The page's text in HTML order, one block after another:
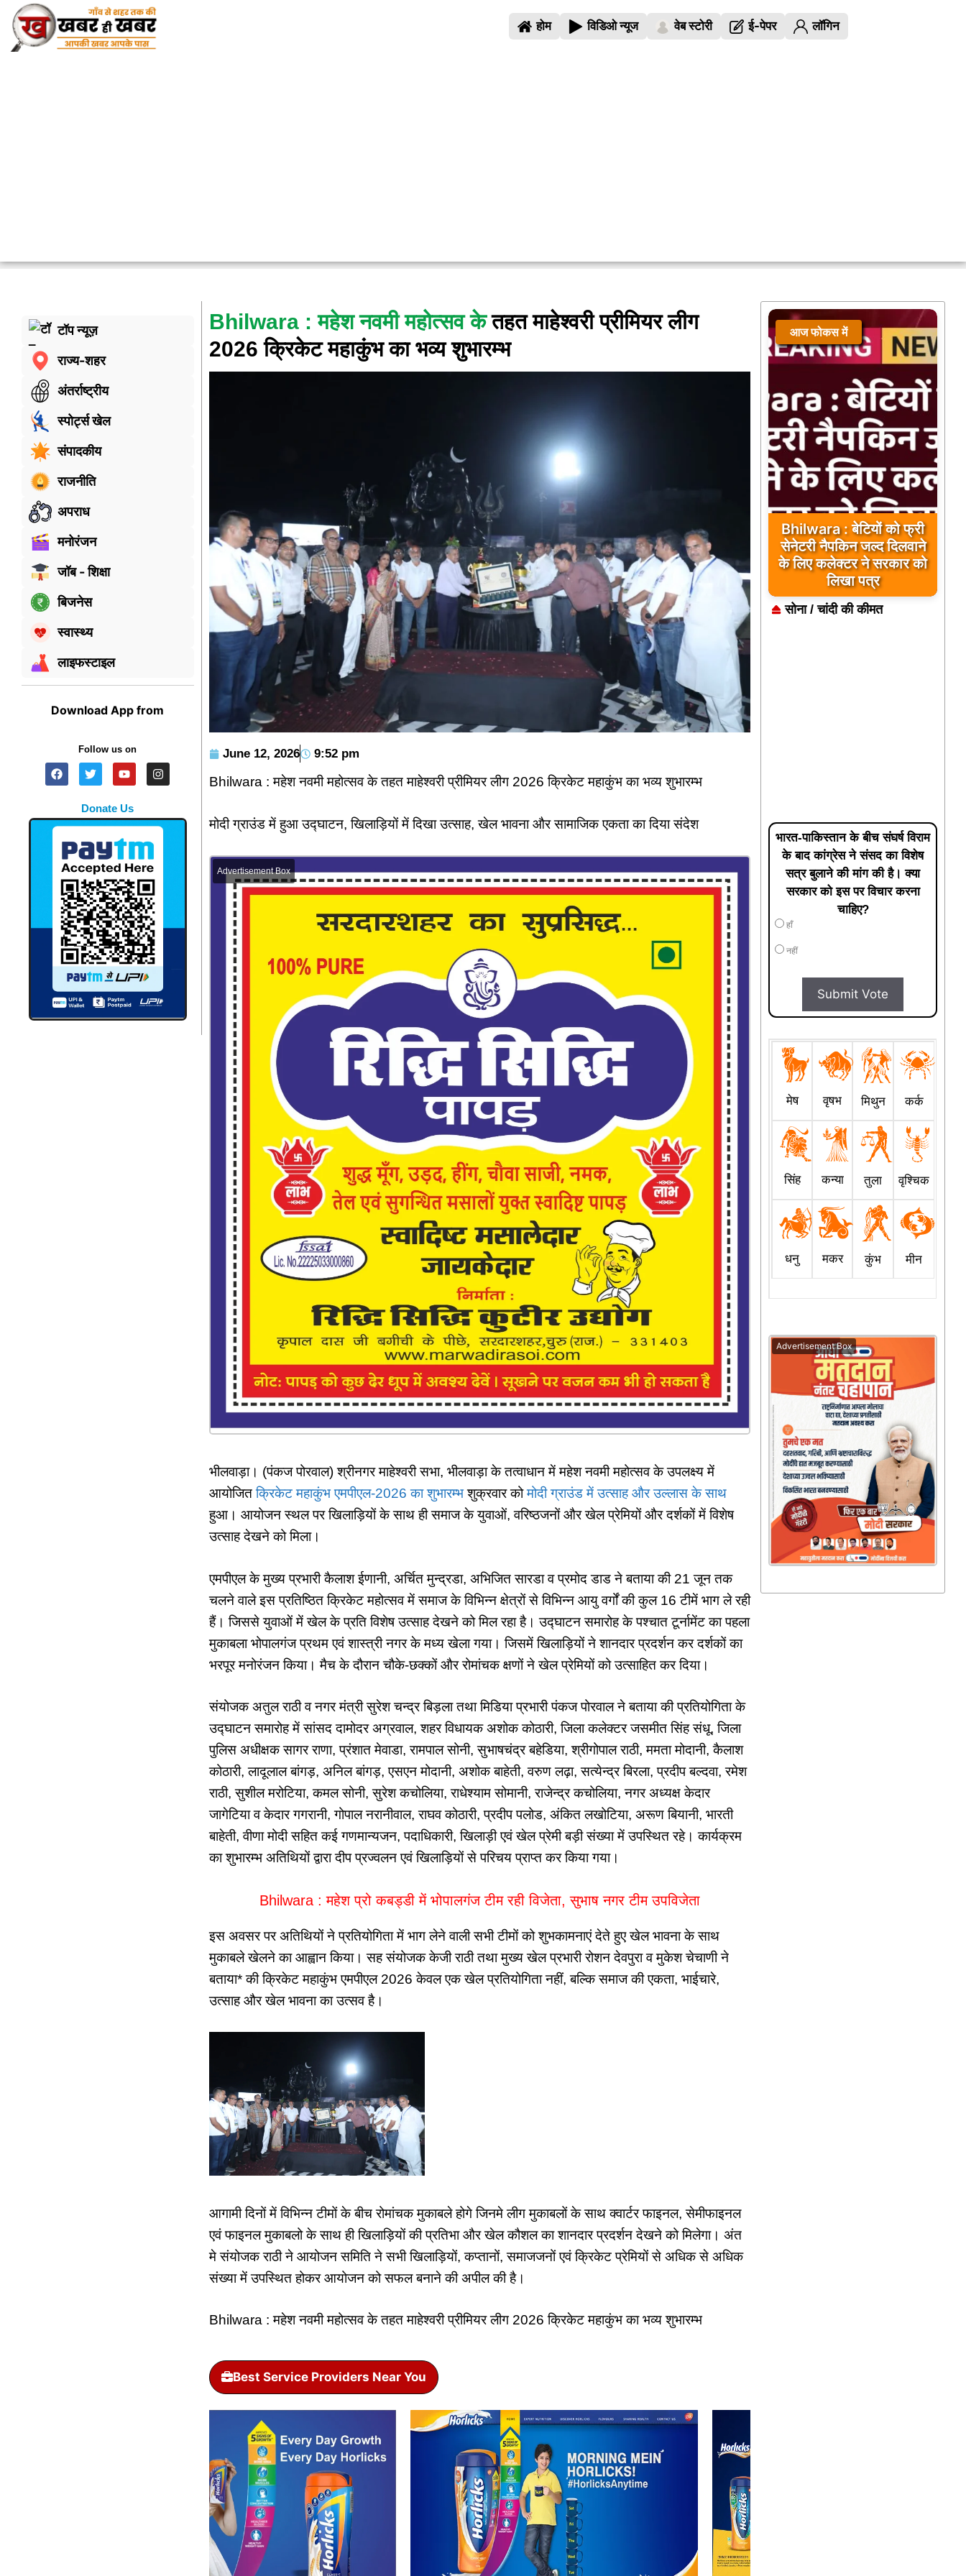
होम विडिओ न्यूज वेब स्टोरी ई-पेपर लॉगिन
टॉप न्यूज़
राज्य-शहर
अंतर्राष्ट्रीय
स्पोर्ट्स खेल
संपादकीय
राजनीति
अपराध
मनोरंजन
जॉब - शिक्षा
बिजनेस
स्वास्थ्य
लाइफस्टाइल
Download App from
Follow us on
Donate Us
Bhilwara : महेश नवमी महोत्सव केतहत माहेश्वरी प्रीमियर लीग
2026 क्रिकेट महाकुंभ का भव्य शुभारम्भ
June 12, 2026 9:52 pm
Bhilwara : महेश नवमी महोत्सव के तहत माहेश्वरी प्रीमियर लीग 2026 क्रिकेट महाकुंभ का भव्य शुभारम्भ
मोदी ग्राउंड में हुआ उद्घाटन, खिलाड़ियों में दिखा उत्साह, खेल भावना और सामाजिक एकता का दिया संदेश
Advertisement Box
भीलवाड़ा। (पंकज पोरवाल) श्रीनगर माहेश्वरी सभा, भीलवाड़ा के तत्वाधान में महेश नवमी महोत्सव के उपलक्ष्य में
आयोजितक्रिकेट महाकुंभ एमपीएल-2026 का शुभारम्भशुक्रवार कोमोदी ग्राउंड में उत्साह और उल्लास के साथ
हुआ। आयोजन स्थल पर खिलाड़ियों के साथ ही समाज के युवाओं, वरिष्ठजनों और खेल प्रेमियों और दर्शकों में विशेष
उत्साह देखने को मिला।
एमपीएल के मुख्य प्रभारी कैलाश ईणानी, अर्चित मुन्द्रडा, अभिजित सारडा व प्रमोद डाड ने बताया की 21 जून तक
चलने वाले इस प्रतिष्ठित क्रिकेट महोत्सव में समाज के विभिन्न क्षेत्रों से विभिन्न आयु वर्गों की कुल 16 टीमें भाग ले रही
हैं। जिससे युवाओं में खेल के प्रति विशेष उत्साह देखने को मिल रहा है। उद्घाटन समारोह के पश्चात टूर्नामेंट का पहला
मुकाबला भोपालगंज प्रथम एवं शास्त्री नगर के मध्य खेला गया। जिसमें खिलाड़ियों ने शानदार प्रदर्शन कर दर्शकों का
भरपूर मनोरंजन किया। मैच के दौरान चौके-छक्कों और रोमांचक क्षणों ने खेल प्रेमियों को उत्साहित कर दिया।
संयोजक अतुल राठी व नगर मंत्री सुरेश चन्द्र बिड़ला तथा मिडिया प्रभारी पंकज पोरवाल ने बताया की प्रतियोगिता के
उद्घाटन समारोह में सांसद दामोदर अग्रवाल, शहर विधायक अशोक कोठारी, जिला कलेक्टर जसमीत सिंह संधू, जिला
पुलिस अधीक्षक सागर राणा, प्रंशात मेवाडा, रामपाल सोनी, सुभाषचंद्र बहेडिया, श्रीगोपाल राठी, ममता मोदानी, कैलाश
कोठारी, लादूलाल बांगड़, अनिल बांगड़, एसएन मोदानी, अशोक बाहेती, वरुण लढ़ा, सत्येन्द्र बिरला, प्रदीप बल्दवा, रमेश
राठी, सुशील मरोटिया, कमल सोनी, सुरेश कचोलिया, राधेश्याम सोमानी, राजेन्द्र कचोलिया, नगर अध्यक्ष केदार
जागेटिया व केदार गगरानी, गोपाल नरानीवाल, राघव कोठारी, प्रदीप पलोड, अंकित लखोटिया, अरूण बियानी, भारती
बाहेती, वीणा मोदी सहित कई गणमान्यजन, पदाधिकारी, खिलाड़ी एवं खेल प्रेमी बड़ी संख्या में उपस्थित रहे। कार्यक्रम
का शुभारम्भ अतिथियों द्वारा दीप प्रज्वलन एवं खिलाड़ियों से परिचय प्राप्त कर किया गया।
Bhilwara : महेश प्रो कबड्डी में भोपालगंज टीम रही विजेता, सुभाष नगर टीम उपविजेता
इस अवसर पर अतिथियों ने प्रतियोगिता में भाग लेने वाली सभी टीमों को शुभकामनाएं देते हुए खेल भावना के साथ
मुकाबले खेलने का आह्वान किया। सह संयोजक केजी राठी तथा मुख्य खेल प्रभारी रोशन देवपुरा व मुकेश चेचाणी ने
बताया* की क्रिकेट महाकुंभ एमपीएल 2026 केवल एक खेल प्रतियोगिता नहीं, बल्कि समाज की एकता, भाईचारे,
उत्साह और खेल भावना का उत्सव है।
आगामी दिनों में विभिन्न टीमों के बीच रोमांचक मुकाबले होगे जिनमे लीग मुकाबलों के साथ क्वार्टर फाइनल, सेमीफाइनल
एवं फाइनल मुकाबलो के साथ ही खिलाड़ियों की प्रतिभा और खेल कौशल का शानदार प्रदर्शन देखने को मिलेगा। अंत
मे संयोजक राठी ने आयोजन समिति ने सभी खिलाड़ियों, कप्तानों, समाजजनों एवं क्रिकेट प्रेमियों से अधिक से अधिक
संख्या में उपस्थित होकर आयोजन को सफल बनाने की अपील की है।
Bhilwara : महेश नवमी महोत्सव के तहत माहेश्वरी प्रीमियर लीग 2026 क्रिकेट महाकुंभ का भव्य शुभारम्भ
Best Service Providers Near You
आज फोकस में
Bhilwara : बेटियों को फ्री
सेनेटरी नैपकिन जल्द दिलवाने
के लिए कलेक्टर ने सरकार को
लिखा पत्र
सोना / चांदी की कीमत
भारत-पाकिस्तान के बीच संघर्ष विराम
के बाद कांग्रेस ने संसद का विशेष
सत्र बुलाने की मांग की है। क्या
सरकार को इस पर विचार करना
चाहिए?
हाँ
नहीं
Submit Vote
मेष वृषभ मिथुन कर्क
सिंह कन्या तुला वृश्चिक
धनु मकर कुंभ मीन
Advertisement Box